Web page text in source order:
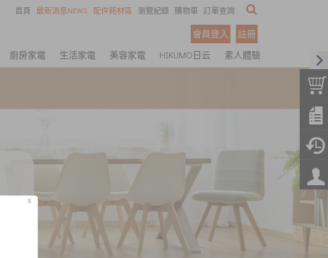
首頁 最新消息NEWS 配件耗材區 瀏覽紀錄 購物車 訂單查詢
會員登入
註冊
廚房家電 生活家電 美容家電 HIKUMO日云 素人體驗
X